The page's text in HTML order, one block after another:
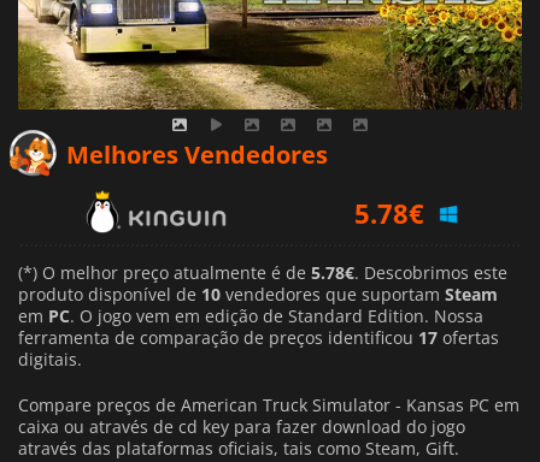
Melhores Vendedores
6.34€
9.49€
(*) O melhor preço atualmente é de 5.78€. Descobrimos este
produto disponível de 10 vendedores que suportam Steam
em PC. O jogo vem em edição de Standard Edition. Nossa
ferramenta de comparação de preços identificou 17 ofertas
digitais.
Compare preços de American Truck Simulator - Kansas PC em
caixa ou através de cd key para fazer download do jogo
através das plataformas oficiais, tais como Steam, Gift.